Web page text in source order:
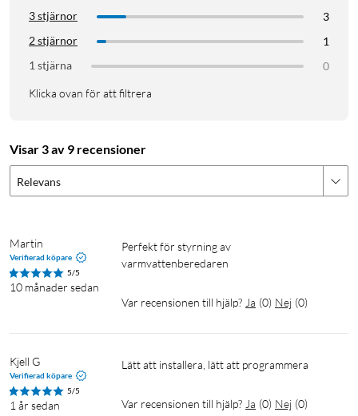
3 stjärnor
3
2 stjärnor
1
1 stjärna
0
Klicka ovan för att filtrera
Visar 3 av 9 recensioner
Relevans
Martin
Verifierad köpare
5/5
10 månader sedan
perfekt för styrning av
varmvattenberedaren
Var recensionen till hjälp? Ja (0) Nej (0)
Kjell G
Verifierad köpare
5/5
1 år sedan
Lätt att installera, lätt att programmera
Var recensionen till hjälp? Ja (0) Nej (0)